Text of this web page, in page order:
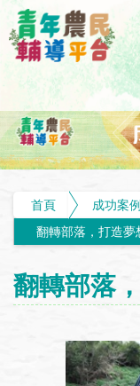
首頁 成功案例
翻轉部落，打造夢
翻轉部落